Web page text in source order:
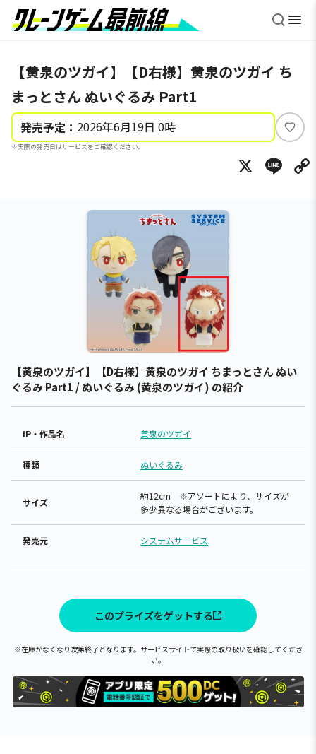
【黄泉のツガイ】【D右様】黄泉のツガイ ち
まっとさん ぬいぐるみ Part1
発売予定： 2026年6月19日 0時
※実際の発売日はサービスをご確認ください。
い
ね
X
【黄泉のツガイ】【D右様】黄泉のツガイ ちまっとさん ぬい
ぐるみ Part1 / ぬいぐるみ (黄泉のツガイ) の紹介
IP・作品名 黄泉のツガイ
種類 ぬいぐるみ
サイズ
約12cm ※アソートにより、サイズが
多少異なる場合がございます。
発売元 システムサービス
このプライズをゲットする
※在庫がなくなり次第終了となります。サービスサイトで実際の取り扱いを確認してくださ
い。